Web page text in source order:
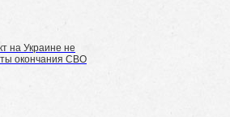
на Украине не
окончания СВО